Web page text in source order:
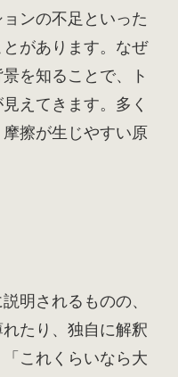
ンの不足といった
があります。なぜ
を知ることで、ト
えてきます。多く
擦が生じやすい原
明されるものの、
たり、独自に解釈
これくらいなら大